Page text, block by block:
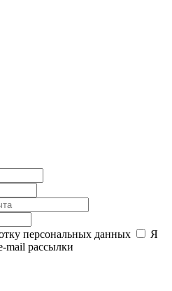
персональных данных
Я
mail рассылки